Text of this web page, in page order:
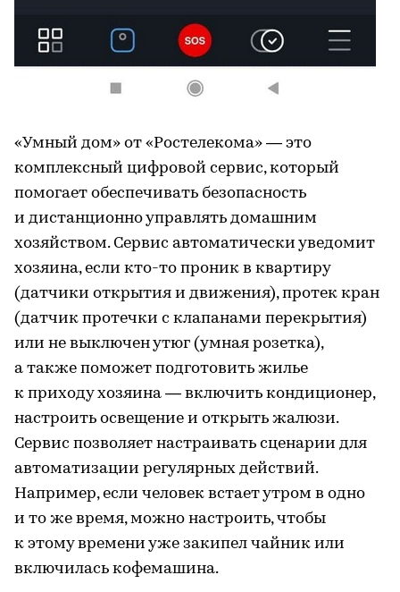
«Умный дом» от «Ростелекома» — это
комплексный цифровой сервис, который
помогает обеспечивать безопасность
и дистанционно управлять домашним
хозяйством. Сервис автоматически уведомит
хозяина, если кто-то проник в квартиру
(датчики открытия и движения), протек кран
(датчик протечки с клапанами перекрытия)
или не выключен утюг (умная розетка),
а также поможет подготовить жилье
к приходу хозяина — включить кондиционер,
настроить освещение и открыть жалюзи.
Сервис позволяет настраивать сценарии для
автоматизации регулярных действий.
Например, если человек встает утром в одно
и то же время, можно настроить, чтобы
к этому времени уже закипел чайник или
включилась кофемашина.